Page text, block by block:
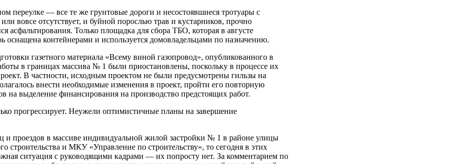
переулке — все те же грунтовые дороги и несостоявшиеся тротуары с
вовсе отсутствует, и буйной порослью трав и кустарников, прочно
Только площадка для сбора ТБО, которая в августе
оснащена контейнерами и используется домовладельцами по назначению.
газетного материала «Всему виной газопровод», опубликованного в
в границах массива № 1 были приостановлены, поскольку в процессе их
В частности, исходным проектом не были предусмотрены гильзы на
внести необходимые изменения в проект, пройти его повторную
на выделение финансирования на производство предстоящих работ.
прогрессирует. Неужели оптимистичные планы на завершение
и проездов в массиве индивидуальной жилой застройки № 1 в районе улицы
строительства и МКУ «Управление по строительству», то сегодня в этих
ситуация с руководящими кадрами — их попросту нет. За комментарием по